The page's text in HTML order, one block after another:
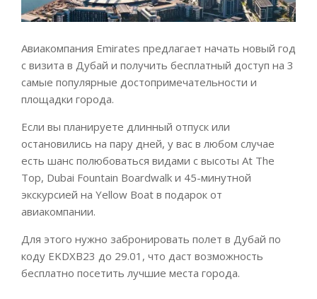
Авиакомпания Emirates предлагает начать новый год
с визита в Дубай и получить бесплатный доступ на 3
самые популярные достопримечательности и
площадки города.
Если вы планируете длинный отпуск или
остановились на пару дней, у вас в любом случае
есть шанс полюбоваться видами с высоты At The
Top, Dubai Fountain Boardwalk и 45-минутной
экскурсией на Yellow Boat в подарок от
авиакомпании.
Для этого нужно забронировать полет в Дубай по
коду EKDXB23 до 29.01, что даст возможность
бесплатно посетить лучшие места города.